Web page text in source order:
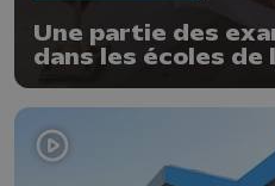
Une partie des
dans les écoles de